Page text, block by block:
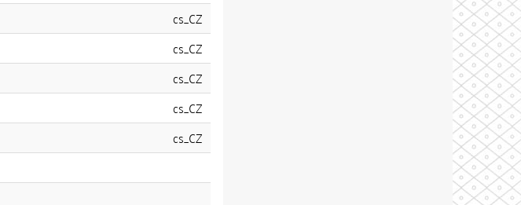
cs_CZ
cs_CZ
cs_CZ
cs_CZ
cs_CZ